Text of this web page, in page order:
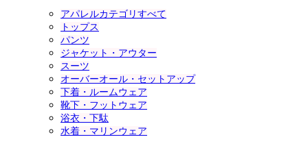
アパレルカテゴリすべて
トップス
パンツ
ジャケット・アウター
スーツ
オーバーオール・セットアップ
下着・ルームウェア
靴下・フットウェア
浴衣・下駄
水着・マリンウェア